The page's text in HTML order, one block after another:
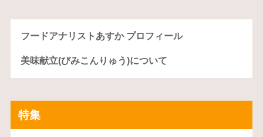
フードアナリストあすか プロフィール
美味献立(びみこんりゅう)について
特集